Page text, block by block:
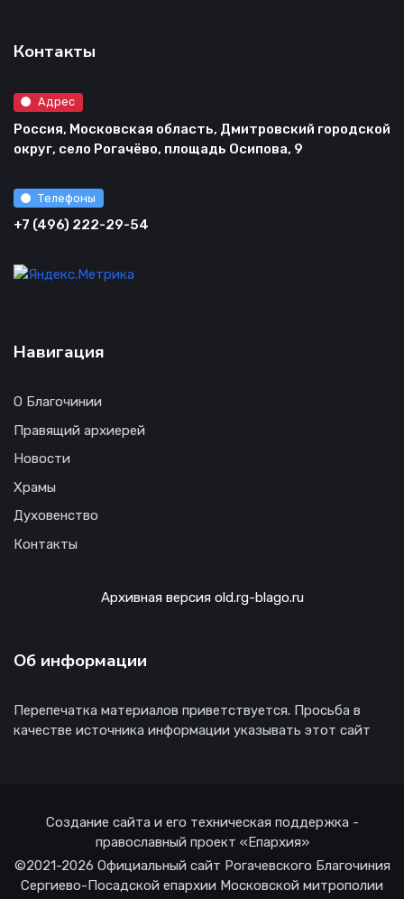
Контакты
Адрес
Россия, Московская область, Дмитровский городской
округ, село Рогачёво, площадь Осипова, 9
Телефоны
+7 (496) 222-29-54
Навигация
О Благочинии
Правящий архиерей
Новости
Храмы
Духовенство
Контакты
Архивная версия old.rg-blago.ru
Об информации
Перепечатка материалов приветствуется. Просьба в
качестве источника информации указывать этот сайт
Создание сайта и его техническая поддержка -
православный проект «Епархия»
©2021-2026 Официальный сайт Рогачевского Благочиния
Сергиево-Посадской епархии Московской митрополии